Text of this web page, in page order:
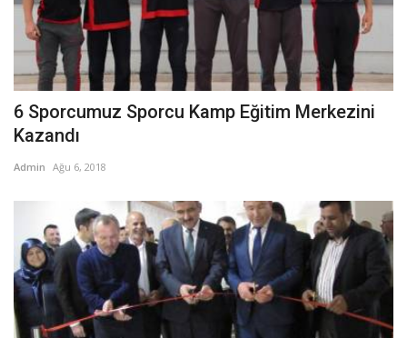
6 Sporcumuz Sporcu Kamp Eğitim Merkezini
Kazandı
Admin Ağu 6, 2018